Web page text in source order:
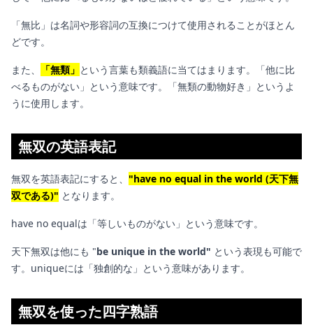
「無比」は名詞や形容詞の互換につけて使用されることがほとん
どです。
また、 「無類」 という言葉も類義語に当てはまります。「他に比
べるものがない」という意味です。「無類の動物好き」というよ
うに使用します。
無双の英語表記
無双を英語表記にすると、 "have no equal in the world (天下無
双である)" となります。
have no equalは「等しいものがない」という意味です。
天下無双は他にも "be unique in the world" という表現も可能で
す。uniqueには「独創的な」という意味があります。
無双を使った四字熟語